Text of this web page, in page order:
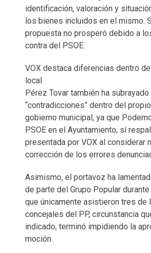
identificación, valoración y
los bienes incluidos en el mismo.
propuesta no prosperó debido a
contra del PSOE.
VOX destaca diferencias dentro
local
Pérez Tovar también ha subrayado
“contradicciones” dentro del
gobierno municipal, ya que
PSOE en el Ayuntamiento, sí
presentada por VOX al considerar
corrección de los errores
Asimismo, el portavoz ha
de parte del Grupo Popular
que únicamente asistieron tres de
concejales del PP, circunstancia
indicado, terminó impidiendo la
moción.